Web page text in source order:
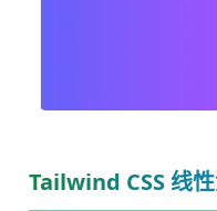
Tailwind CSS 线